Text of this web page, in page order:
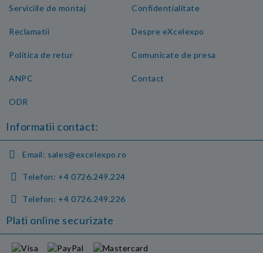
Serviciile de montaj Confidentialitate
Reclamatii
Politica de retur
ANPC
ODR
Despre eXcelexpo
Comunicate de presa
Contact
Informatii contact:
Email: sales@excelexpo.ro
Telefon: +4 0726.249.224
Telefon: +4 0726.249.226
Plati online securizate